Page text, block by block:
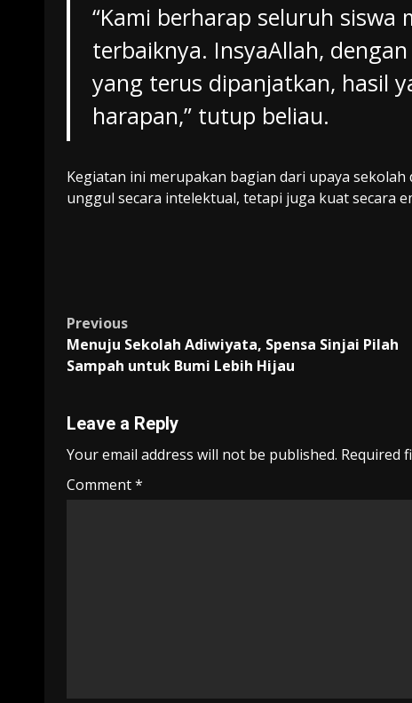
“Kami berharap seluruh
terbaiknya. InsyaAllah,
yang terus dipanjatkan, hasil
harapan,” tutup beliau.
Kegiatan ini merupakan bagian dari upaya
unggul secara intelektual, tetapi juga kuat secara
Post
navigation
Previous
Menuju Sekolah Adiwiyata, Spensa Sinjai Pilah
Sampah untuk Bumi Lebih Hijau
Leave a Reply
Your email address will not be published. Required
Comment*